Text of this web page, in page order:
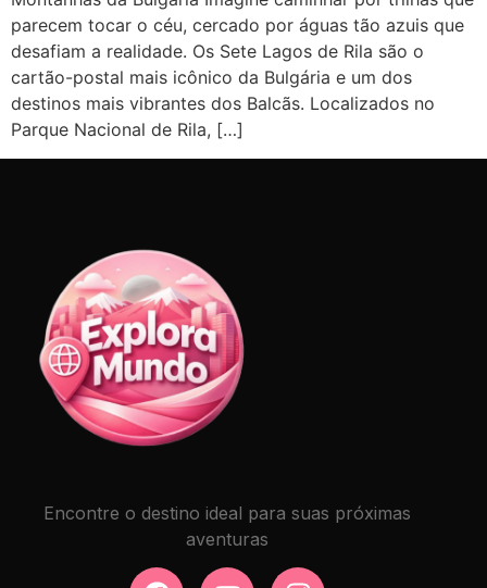
parecem tocar o céu, cercado por águas tão azuis que
desafiam a realidade. Os Sete Lagos de Rila são o
cartão-postal mais icônico da Bulgária e um dos
destinos mais vibrantes dos Balcãs. Localizados no
Parque Nacional de Rila, […]
Encontre o destino ideal para suas próximas
aventuras